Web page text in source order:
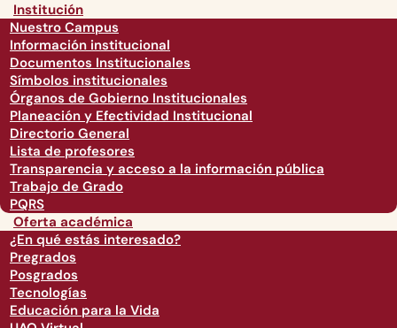
Institución
Nuestro Campus
Información institucional
Documentos Institucionales
Símbolos institucionales
Órganos de Gobierno Institucionales
Planeación y Efectividad Institucional
Directorio General
Lista de profesores
Transparencia y acceso a la información pública
Trabajo de Grado
PQRS
Oferta académica
¿En qué estás interesado?
Pregrados
Posgrados
Tecnologías
Educación para la Vida